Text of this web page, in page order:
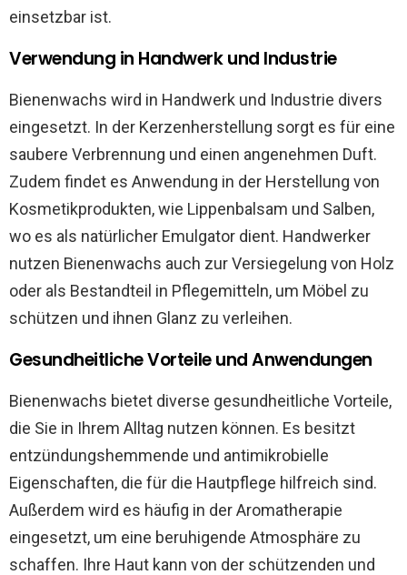
einsetzbar ist.
Verwendung in Handwerk und Industrie
Bienenwachs wird in Handwerk und Industrie divers
eingesetzt. In der Kerzenherstellung sorgt es für eine
saubere Verbrennung und einen angenehmen Duft.
Zudem findet es Anwendung in der Herstellung von
Kosmetikprodukten, wie Lippenbalsam und Salben,
wo es als natürlicher Emulgator dient. Handwerker
nutzen Bienenwachs auch zur Versiegelung von Holz
oder als Bestandteil in Pflegemitteln, um Möbel zu
schützen und ihnen Glanz zu verleihen.
Gesundheitliche Vorteile und Anwendungen
Bienenwachs bietet diverse gesundheitliche Vorteile,
die Sie in Ihrem Alltag nutzen können. Es besitzt
entzündungshemmende und antimikrobielle
Eigenschaften, die für die Hautpflege hilfreich sind.
Außerdem wird es häufig in der Aromatherapie
eingesetzt, um eine beruhigende Atmosphäre zu
schaffen. Ihre Haut kann von der schützenden und